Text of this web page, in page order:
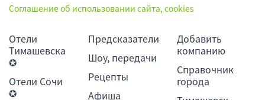
Соглашение об использовании сайта, cookies
Отели
Тимашевска
✪
Отели Сочи
✪
Предсказатели
Шоу, передачи
Рецепты
Афиша
Добавить
компанию
Справочник
города